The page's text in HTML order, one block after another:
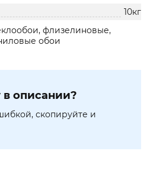
10кг
флизелиновые,
обои
описании?
скопируйте и